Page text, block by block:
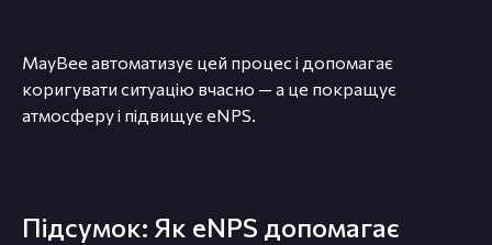
MayBee автоматизує цей процес і допомагає
коригувати ситуацію вчасно — а це покращує
атмосферу і підвищує eNPS.
Підсумок: Як eNPS допомагає